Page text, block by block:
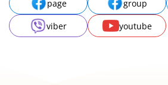
page group
viber
youtube